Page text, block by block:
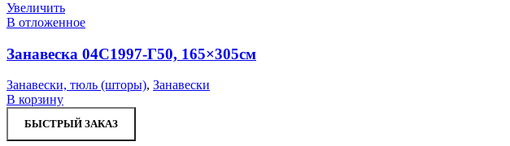
Увеличить
В отложенное
Занавеска 04С1997-Г50, 165×305см
Занавески, тюль (шторы), Занавески
В корзину
БЫСТРЫЙ ЗАКАЗ